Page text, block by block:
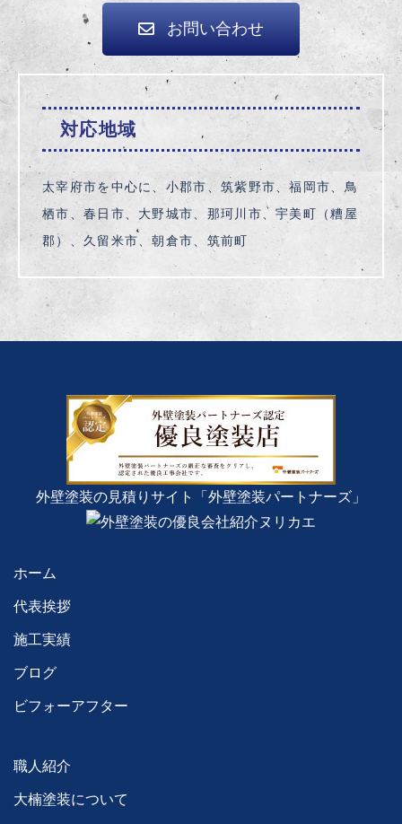
お問い合わせ
対応地域
太宰府市を中心に、小郡市、筑紫野市、福岡市、鳥
栖市、春日市、大野城市、那珂川市、宇美町（糟屋
郡）、久留米市、朝倉市、筑前町
外壁塗装の見積りサイト「外壁塗装パートナーズ」
ホーム
代表挨拶
施工実績
ブログ
ビフォーアフター
職人紹介
大楠塗装について